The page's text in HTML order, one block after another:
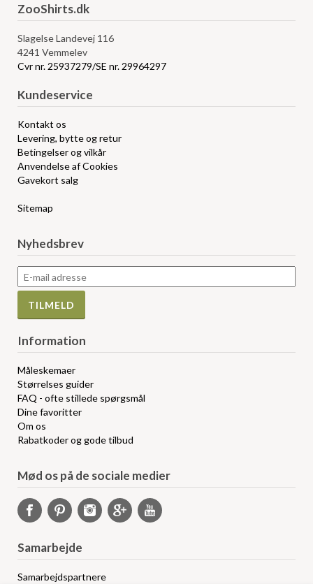
ZooShirts.dk
Slagelse Landevej 116
4241 Vemmelev
Cvr nr. 25937279/SE nr. 29964297
Kundeservice
Kontakt os
Levering, bytte og retur
Betingelser og vilkår
Anvendelse af Cookies
Gavekort salg
Sitemap
Nyhedsbrev
Information
Måleskemaer
Størrelses guider
FAQ - ofte stillede spørgsmål
Dine favoritter
Om os
Rabatkoder og gode tilbud
Mød os på de sociale medier
Samarbejde
Samarbejdspartnere